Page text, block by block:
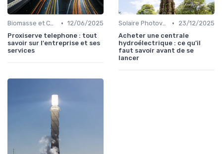
Biomasse et Chauffage Écologique • 12/06/2025
Proxiserve telephone : tout
savoir sur l'entreprise et ses
services
Solaire Photovoltaïque et Thermique •
23/12/2025
Acheter une centrale
hydroélectrique : ce qu’il
faut savoir avant de se
lancer